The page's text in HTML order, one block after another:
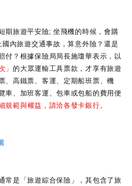
期旅遊平安險; 坐飛機的時候，會購
內旅遊交通事故，算意外險？還是
付？根據保險局局長施瓊華表示，以
」 的大眾運輸工具票款，才享有旅遊
、高鐵票、客運、定期船班票、機
車、加班客運、包車或包船的費用便
規範與權益，請洽各發卡銀行。
常是「旅遊綜合保險」，其包含了旅